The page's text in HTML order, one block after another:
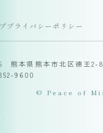
プライバシーポリシー
熊本県熊本市北区徳王
9600
© Peace of